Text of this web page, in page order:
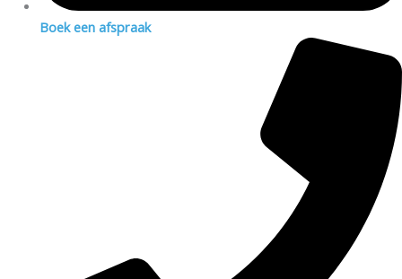
Boek een afspraak